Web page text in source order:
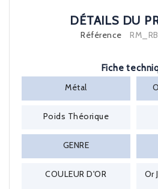
DÉTAILS DU
Référence
Fiche
Métal
Poids Théorique
GENRE
COULEUR D'OR
Or